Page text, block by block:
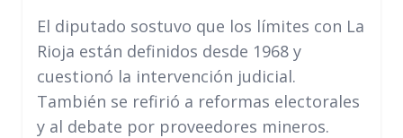
El diputado sostuvo que los límites con La
Rioja están definidos desde 1968 y
cuestionó la intervención judicial.
También se refirió a reformas electorales
y al debate por proveedores mineros.